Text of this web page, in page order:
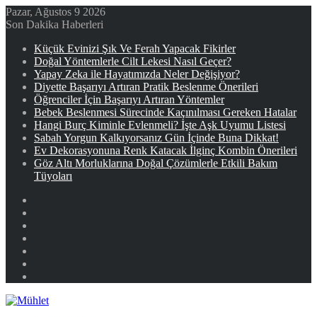
Pazar, Ağustos 9 2026
Son Dakika Haberleri
Küçük Evinizi Şık Ve Ferah Yapacak Fikirler
Doğal Yöntemlerle Cilt Lekesi Nasıl Geçer?
Yapay Zeka ile Hayatımızda Neler Değişiyor?
Diyette Başarıyı Artıran Pratik Beslenme Önerileri
Öğrenciler İçin Başarıyı Artıran Yöntemler
Bebek Beslenmesi Sürecinde Kaçınılması Gereken Hatalar
Hangi Burç Kiminle Evlenmeli? İşte Aşk Uyumu Listesi
Sabah Yorgun Kalkıyorsanız Gün İçinde Buna Dikkat!
Ev Dekorasyonuna Renk Katacak İlginç Kombin Önerileri
Göz Altı Morluklarına Doğal Çözümlerle Etkili Bakım
Tüyoları